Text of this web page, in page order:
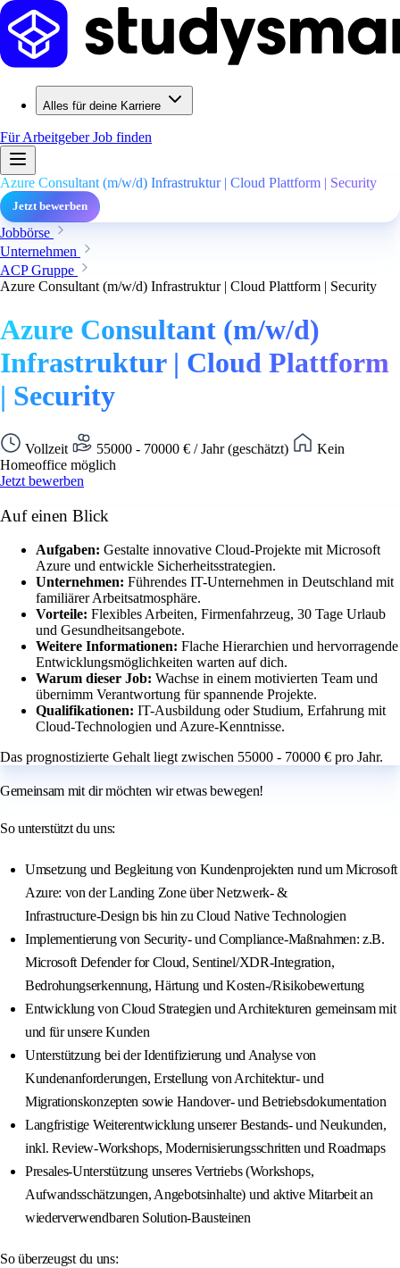
Alles für deine Karriere
Für ArbeitgeberJob finden
Azure Consultant (m/w/d) Infrastruktur | Cloud Plattform | Security
Jetzt bewerben
Jobbörse
Unternehmen
ACP Gruppe
Azure Consultant (m/w/d) Infrastruktur | Cloud Plattform | Security
Azure Consultant (m/w/d)
Infrastruktur | Cloud Plattform
| Security
Vollzeit 55000 - 70000 € / Jahr (geschätzt)
Kein
Homeoffice möglich
Jetzt bewerben
Auf einen Blick
Aufgaben: Gestalte innovative Cloud-Projekte mit Microsoft
Azure und entwickle Sicherheitsstrategien.
Unternehmen: Führendes IT-Unternehmen in Deutschland mit
familiärer Arbeitsatmosphäre.
Vorteile: Flexibles Arbeiten, Firmenfahrzeug, 30 Tage Urlaub
und Gesundheitsangebote.
Weitere Informationen: Flache Hierarchien und hervorragende
Entwicklungsmöglichkeiten warten auf dich.
Warum dieser Job: Wachse in einem motivierten Team und
übernimm Verantwortung für spannende Projekte.
Qualifikationen: IT-Ausbildung oder Studium, Erfahrung mit
Cloud-Technologien und Azure-Kenntnisse.
Das prognostizierte Gehalt liegt zwischen 55000 - 70000 € pro Jahr.
Gemeinsam mit dir möchten wir etwas bewegen!
So unterstützt du uns:
Umsetzung und Begleitung von Kundenprojekten rund um Microsoft
Azure: von der Landing Zone über Netzwerk‑ &
Infrastructure‑Design bis hin zu Cloud Native Technologien
Implementierung von Security‑ und Compliance‑Maßnahmen: z.B.
Microsoft Defender for Cloud, Sentinel/XDR‑Integration,
Bedrohungserkennung, Härtung und Kosten‑/Risikobewertung
Entwicklung von Cloud Strategien und Architekturen gemeinsam mit
und für unsere Kunden
Unterstützung bei der Identifizierung und Analyse von
Kundenanforderungen, Erstellung von Architektur‑ und
Migrationskonzepten sowie Handover‑ und Betriebsdokumentation
Langfristige Weiterentwicklung unserer Bestands‑ und Neukunden,
inkl. Review‑Workshops, Modernisierungsschritten und Roadmaps
Presales‑Unterstützung unseres Vertriebs (Workshops,
Aufwandsschätzungen, Angebotsinhalte) und aktive Mitarbeit an
wiederverwendbaren Solution‑Bausteinen
So überzeugst du uns: